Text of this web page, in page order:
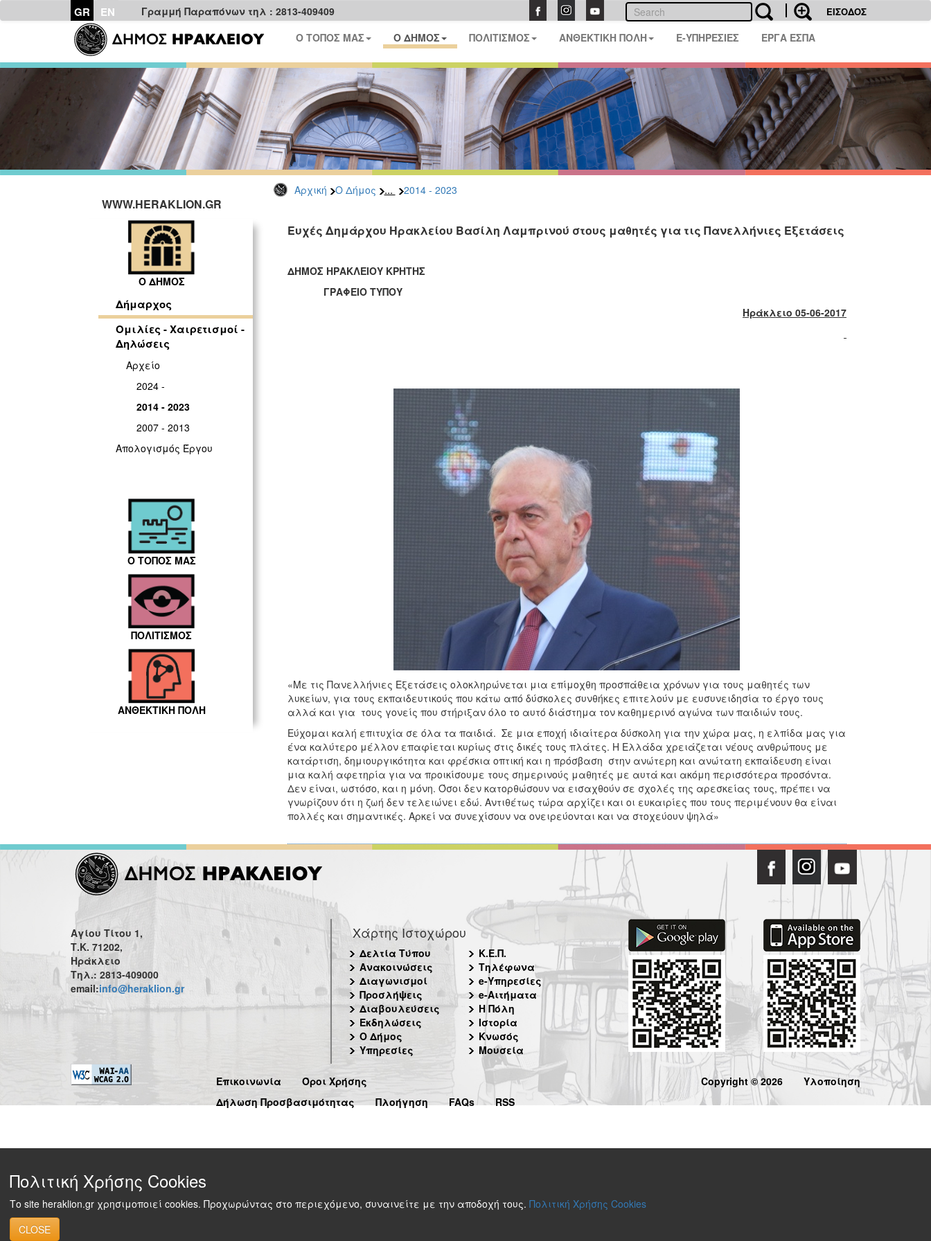
GR EN Γραμμή Παραπόνων τηλ : 2813-409409 ΕΙΣΟΔΟΣ
Ο ΤΟΠΟΣ ΜΑΣ Ο ΔΗΜΟΣ ΠΟΛΙΤΙΣΜΟΣ ΑΝΘΕΚΤΙΚΗ ΠΟΛΗ E-ΥΠΗΡΕΣΙΕΣ ΕΡΓΑ ΕΣΠΑ
Αρχική Ο Δήμος ... 2014 - 2023
WWW.HERAKLION.GR
Ο ΔΗΜΟΣ
Δήμαρχος
Ομιλίες - Χαιρετισμοί -
Δηλώσεις
Αρχείο
2024 -
2014 - 2023
2007 - 2013
Απολογισμός Έργου
Ο ΤΟΠΟΣ ΜΑΣ
ΠΟΛΙΤΙΣΜΟΣ
ΑΝΘΕΚΤΙΚΗ ΠΟΛΗ
Ευχές Δημάρχου Ηρακλείου Βασίλη Λαμπρινού στους μαθητές για τις Πανελλήνιες Εξετάσεις
ΔΗΜΟΣ ΗΡΑΚΛΕΙΟΥ ΚΡΗΤΗΣ
ΓΡΑΦΕΙΟ ΤΥΠΟΥ
Ηράκλειο 05-06-2017
«Με τις Πανελλήνιες Εξετάσεις ολοκληρώνεται μια επίμοχθη προσπάθεια χρόνων για τους μαθητές των
λυκείων, για τους εκπαιδευτικούς που κάτω από δύσκολες συνθήκες επιτελούν με ευσυνειδησία το έργο τους
αλλά και για τους γονείς που στήριξαν όλο το αυτό διάστημα τον καθημερινό αγώνα των παιδιών τους.
Εύχομαι καλή επιτυχία σε όλα τα παιδιά. Σε μια εποχή ιδιαίτερα δύσκολη για την χώρα μας, η ελπίδα μας για
ένα καλύτερο μέλλον επαφίεται κυρίως στις δικές τους πλάτες. Η Ελλάδα χρειάζεται νέους ανθρώπους με
κατάρτιση, δημιουργικότητα και φρέσκια οπτική και η πρόσβαση στην ανώτερη και ανώτατη εκπαίδευση είναι
μια καλή αφετηρία για να προικίσουμε τους σημερινούς μαθητές με αυτά και ακόμη περισσότερα προσόντα.
Δεν είναι, ωστόσο, και η μόνη. Όσοι δεν κατορθώσουν να εισαχθούν σε σχολές της αρεσκείας τους, πρέπει να
γνωρίζουν ότι η ζωή δεν τελειώνει εδώ. Αντιθέτως τώρα αρχίζει και οι ευκαιρίες που τους περιμένουν θα είναι
πολλές και σημαντικές. Αρκεί να συνεχίσουν να ονειρεύονται και να στοχεύουν ψηλά»
Αγίου Τίτου 1,
Τ.Κ. 71202,
Ηράκλειο
Τηλ.: 2813-409000
email:info@heraklion.gr
Χάρτης Ιστοχώρου
Δελτία Τύπου
Ανακοινώσεις
Διαγωνισμοί
Προσλήψεις
Διαβουλεύσεις
Εκδηλώσεις
Ο Δήμος
Υπηρεσίες
Κ.Ε.Π.
Τηλέφωνα
e-Υπηρεσίες
e-Αιτήματα
Η Πόλη
Ιστορία
Κνωσός
Μουσεία
Επικοινωνία
Όροι Χρήσης
Δήλωση Προσβασιμότητας
Πλοήγηση FAQs RSS
Copyright © 2026 Υλοποίηση
Πολιτική Χρήσης Cookies
Το site heraklion.gr χρησιμοποιεί cookies. Προχωρώντας στο περιεχόμενο, συναινείτε με την αποδοχή τους. Πολιτική Χρήσης Cookies
CLOSE